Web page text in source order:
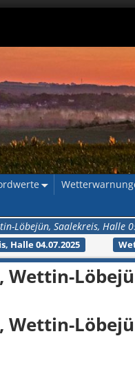
Löbejün, Saalekreis, Halle
Halle 04.07.2025